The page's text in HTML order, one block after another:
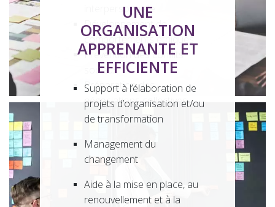
interpersonnelle
Développement de
comportements éthiques
Prévention des conflits
sociaux
Préparation des
négociations collectives
UNE
ORGANISATION
APPRENANTE ET
EFFICIENTE
Support à l’élaboration de
projets d’organisation et/ou
de transformation
Management du
changement
Aide à la mise en place, au
renouvellement et à la